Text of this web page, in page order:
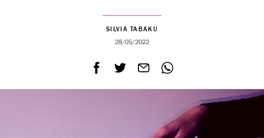
SILVIA TABAKU
28/05/2022